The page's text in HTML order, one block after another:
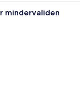
hotelkamer met twee
mindervaliden